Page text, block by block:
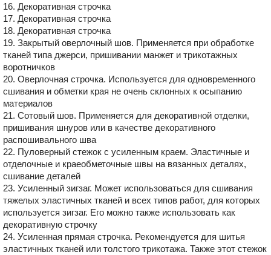
16. Декоративная строчка
17. Декоративная строчка
18. Декоративная строчка
19. Закрытый оверлочный шов. Применяется при обработке
тканей типа джерси, пришивании манжет и трикотажных
воротничков
20. Оверлочная строчка. Используется для одновременного
сшивания и обметки края не очень склонных к осыпанию
материалов
21. Сотовый шов. Применяется для декоративной отделки,
пришивания шнуров или в качестве декоративного
распошивального шва
22. Пуловерный стежок с усиленным краем. Эластичные и
отделочные и краеобметочные швы на вязанных деталях,
сшивание деталей
23. Усиленный зигзаг. Может использоваться для сшивания
тяжелых эластичных тканей и всех типов работ, для которых
используется зигзаг. Его можно также использовать как
декоративную строчку
24. Усиленная прямая строчка. Рекомендуется для шитья
эластичных тканей или толстого трикотажа. Также этот стежок